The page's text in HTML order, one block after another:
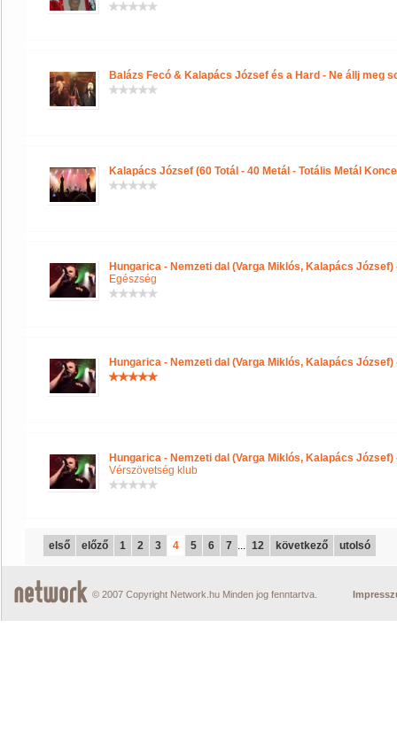
Balázs Fecó & Kalapács József és a Hard - Ne állj meg
Kalapács József (60 Totál - 40 Metál - Totális Metál
Hungarica - Nemzeti dal (Varga Miklós, Kalapács
Egészség
Hungarica - Nemzeti dal (Varga Miklós, Kalapács
Hungarica - Nemzeti dal (Varga Miklós, Kalapács
Vérszövetség klub
első előző 1 2 3 4 5 6 7 ... 12 következő utolsó
© 2007 Copyright Network.hu Minden jog fenntartva.